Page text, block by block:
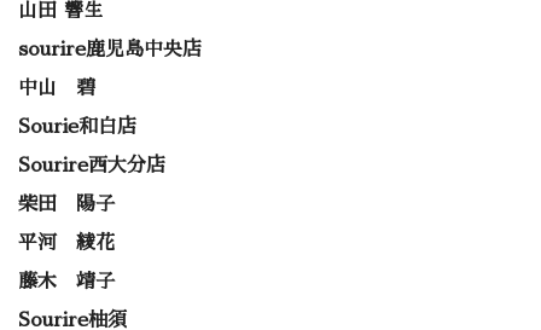
山田 響生
sourire鹿児島中央店
中山 碧
Sourie和白店
Sourire西大分店
柴田 陽子
平河 綾花
藤木 靖子
Sourire柚須